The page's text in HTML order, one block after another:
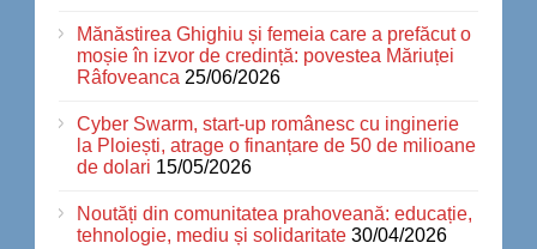
Mănăstirea Ghighiu și femeia care a prefăcut o
moșie în izvor de credință: povestea Măriuței
Râfoveanca 25/06/2026
Cyber Swarm, start-up românesc cu inginerie
la Ploiești, atrage o finanțare de 50 de milioane
de dolari 15/05/2026
Noutăți din comunitatea prahoveană: educație,
tehnologie, mediu și solidaritate 30/04/2026